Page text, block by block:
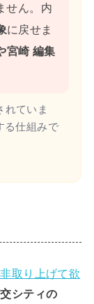
せん。内
に戻せま
宮崎 編集
れていま
る仕組みで
取り上げて欲
シティの